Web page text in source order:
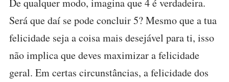
Será que daí se pode concluir 5? Mesmo que a tua
felicidade seja a coisa mais desejável para ti, isso
não implica que deves maximizar a felicidade
geral. Em certas circunstâncias, a felicidade dos